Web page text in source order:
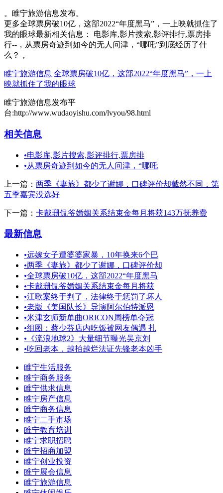
。睢宁旅游信息发布。
更多全球票房破10亿，这部2022“年度黑马”，一上映就抓住了
我的眼球最新相关信息： 电影库,影片搜索,影评排行,票房排
行--，从票房奇迹到如今的无人问津，“哪吒”到底经历了什
么？，
睢宁旅游信息 全球票房破10亿，这部2022“年度黑马”，一上
映就抓住了我的眼球
睢宁旅游信息发布平
台:http://www.wudaoyishu.com/lvyou/98.html
相关信息
•电影库,影片搜索,影评排行,票房排
•从票房奇迹到如今的无人问津，“哪吒
上一篇： 两季《妻旅》都少了谢娜，口碑评价却截然不同，第
五季嘉宾没选好
下一篇： 卡戴珊侃爷婚姻关系结束金每月将获143万抚养费
最新信息
•远嫁女子遭婆婆家暴，10年换来6个巴
•两季《妻旅》都少了谢娜，口碑评价却
•全球票房破10亿，这部2022“年度黑马
•卡戴珊侃爷婚姻关系结束金每月将获
•江歌案终于判了，法律终于惩罚了坏人
•老版《美国队长》导演阿尔伯特派恩
•米津玄师新单曲ORICON周榜单夺冠
•组图：蔡少芬店内吃饭被网友偶遇 扎
• 《流浪地球2》大量细节曝光吴京刘
•吃回老本，越拍越烂法证先锋老本凶手
睢宁生活服务
睢宁商务服务
睢宁供求信息
睢宁房产信息
睢宁商务信息
睢宁二手市场
睢宁教育培训
睢宁求职招聘
睢宁招商加盟
睢宁创业投资
睢宁展会信息
睢宁旅游信息